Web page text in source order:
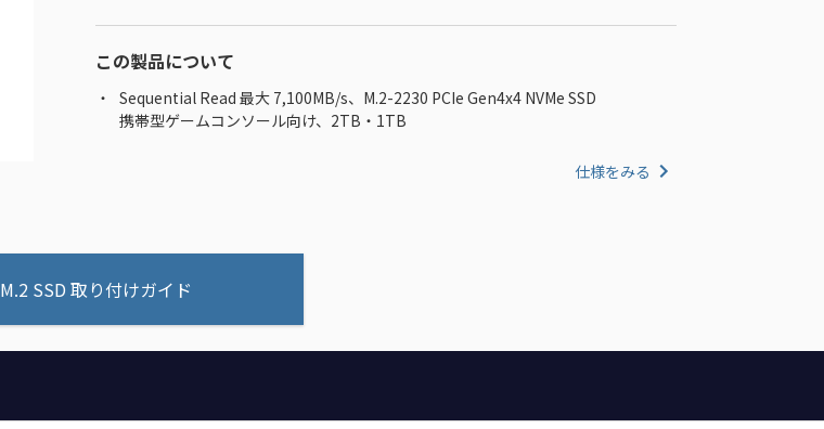
この製品について
Sequential Read 最大 7,100MB/s、M.2-2230 PCIe Gen4x4 NVMe SSD
携帯型ゲームコンソール向け、2TB・1TB
仕様をみる
M.2 SSD 取り付けガイド